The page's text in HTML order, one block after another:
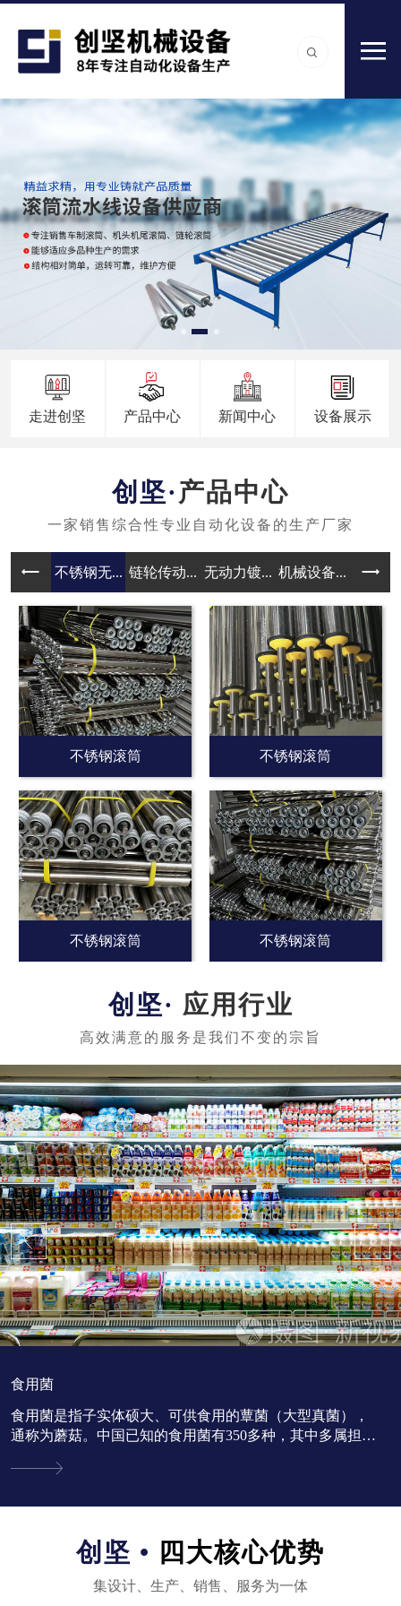
走进创坚 产品中心 新闻中心 设备展示
产品中心
不锈钢无... 链轮传动... 无动力镀... 机械设备... 无动
不锈钢滚筒 不锈钢滚筒
不锈钢滚筒 不锈钢滚筒
应用行业
食用菌
食用菌是指子实体硕大、可供食用的蕈菌（大型真菌），
通称为蘑菇。中国已知的食用菌有350多种，其中多属担子
创坚 • 四大核心优势
集设计、生产、销售、服务为一体